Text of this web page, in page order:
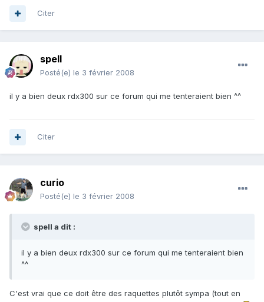
Citer
spell
Posté(e) le 3 février 2008
il y a bien deux rdx300 sur ce forum qui me tenteraient bien ^^
Citer
curio
Posté(e) le 3 février 2008
spell a dit :
il y a bien deux rdx300 sur ce forum qui me tenteraient bien
^^
C'est vrai que ce doit être des raquettes plutôt sympa (tout en